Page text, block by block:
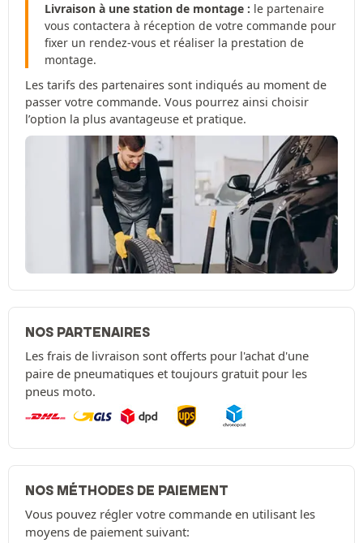
Livraison à une station de montage : le partenaire
vous contactera à réception de votre commande pour
fixer un rendez-vous et réaliser la prestation de
montage.
Les tarifs des partenaires sont indiqués au moment de
passer votre commande. Vous pourrez ainsi choisir
l’option la plus avantageuse et pratique.
NOS PARTENAIRES
Les frais de livraison sont offerts pour l'achat d'une
paire de pneumatiques et toujours gratuit pour les
pneus moto.
NOS MÉTHODES DE PAIEMENT
Vous pouvez régler votre commande en utilisant les
moyens de paiement suivant: